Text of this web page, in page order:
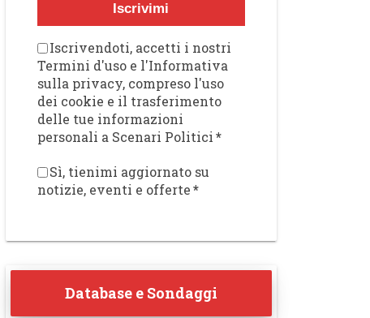
Iscrivimi
Iscrivendoti, accetti i nostri
Termini d'uso e l'Informativa
sulla privacy, compreso l'uso
dei cookie e il trasferimento
delle tue informazioni
personali a Scenari Politici*
Sì, tienimi aggiornato su
notizie, eventi e offerte*
Database e Sondaggi